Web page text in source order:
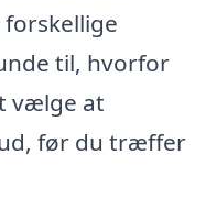
til, hvorfor
vælge at
før du træffer